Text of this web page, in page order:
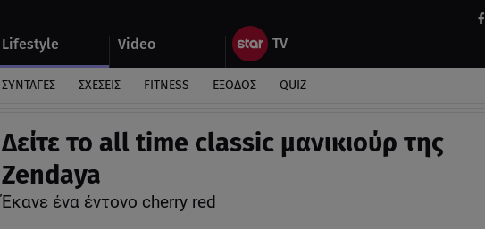
Lifestyle Video
ΣΥΝΤΑΓΕΣ ΣΧΕΣΕΙΣ FITNESS ΕΞΟΔΟΣ QUIZ
Δείτε το all time classic μανικιούρ της
Zendaya
Έκανε ένα έντονο cherry red